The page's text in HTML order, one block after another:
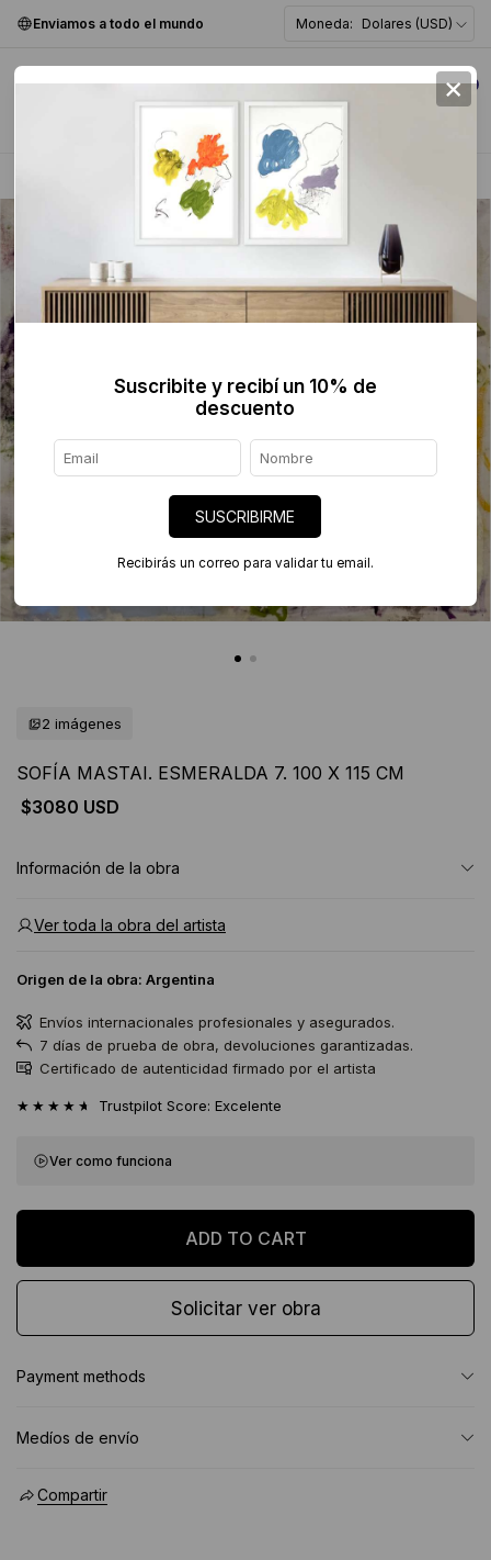
Enviamos a todo el mundo Moneda: Dolares (USD)
0
2 imágenes
SOFÍA MASTAI. ESMERALDA 7. 100 X 115 CM
$3080 USD
Información de la obra
Ver toda la obra del artista
Origen de la obra: Argentina
Envíos internacionales profesionales y asegurados.
7 días de prueba de obra, devoluciones garantizadas.
Certificado de autenticidad firmado por el artista
★★★★★ Trustpilot Score: Excelente
Ver como funciona
Solicitar ver obra
Payment methods
Medíos de envío
Compartir
×
Suscribite y recibí un 10% de
descuento
SUSCRIBIRME
Recibirás un correo para validar tu email.